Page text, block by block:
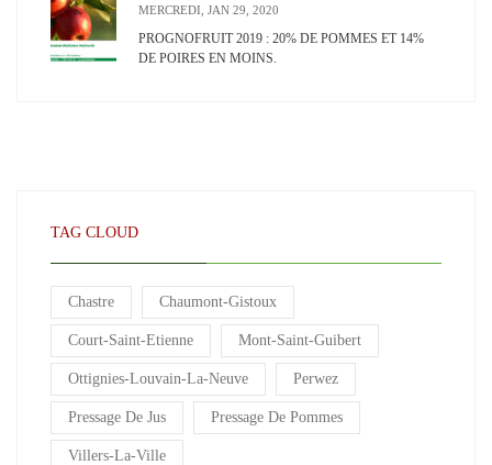
MERCREDI, JAN 29, 2020
PROGNOFRUIT 2019 : 20% DE POMMES ET 14%
DE POIRES EN MOINS.
TAG CLOUD
Chastre Chaumont-Gistoux
Court-Saint-Etienne Mont-Saint-Guibert
Ottignies-Louvain-La-Neuve Perwez
Pressage De Jus Pressage De Pommes
Villers-La-Ville